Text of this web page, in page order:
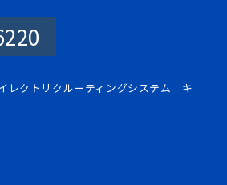
レクトリクルーティングシステム｜キ